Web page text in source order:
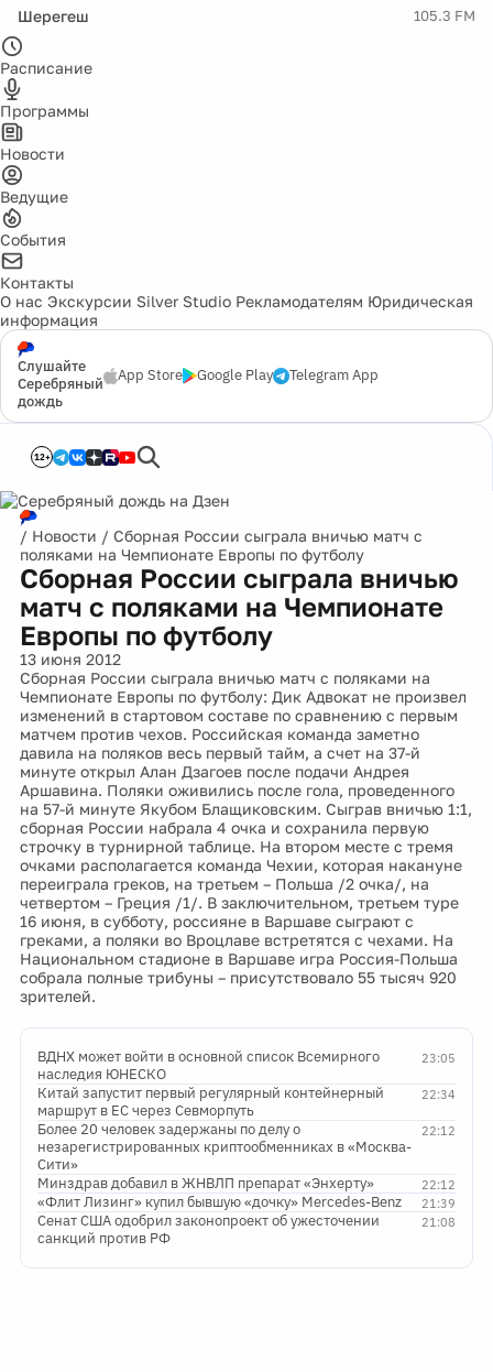
Шерегеш 105.3 FM
Расписание
Программы
Новости
Ведущие
События
Контакты
О нас Экскурсии Silver Studio Рекламодателям Юридическая
информация
Слушайте
Серебряный
дождь
App Store Google Play Telegram App
12+
/ Новости / Сборная России сыграла вничью матч с
поляками на Чемпионате Европы по футболу
Сборная России сыграла вничью
матч с поляками на Чемпионате
Европы по футболу
13 июня 2012
Сборная России сыграла вничью матч с поляками на
Чемпионате Европы по футболу: Дик Адвокат не произвел
изменений в стартовом составе по сравнению с первым
матчем против чехов. Российская команда заметно
давила на поляков весь первый тайм, а счет на 37-й
минуте открыл Алан Дзагоев после подачи Андрея
Аршавина. Поляки оживились после гола, проведенного
на 57-й минуте Якубом Блащиковским. Сыграв вничью 1:1,
сборная России набрала 4 очка и сохранила первую
строчку в турнирной таблице. На втором месте с тремя
очками располагается команда Чехии, которая накануне
переиграла греков, на третьем – Польша /2 очка/, на
четвертом – Греция /1/. В заключительном, третьем туре
16 июня, в субботу, россияне в Варшаве сыграют с
греками, а поляки во Вроцлаве встретятся с чехами. На
Национальном стадионе в Варшаве игра Россия-Польша
собрала полные трибуны – присутствовало 55 тысяч 920
зрителей.
23:05
ВДНХ может войти в основной список Всемирного
наследия ЮНЕСКО
22:34
Китай запустит первый регулярный контейнерный
маршрут в ЕС через Севморпуть
22:12
Более 20 человек задержаны по делу о
незарегистрированных криптообменниках в «Москва-
Сити»
22:12
Минздрав добавил в ЖНВЛП препарат «Энхерту»
21:39
«Флит Лизинг» купил бывшую «дочку» Mercedes-Benz
21:08
Сенат США одобрил законопроект об ужесточении
санкций против РФ